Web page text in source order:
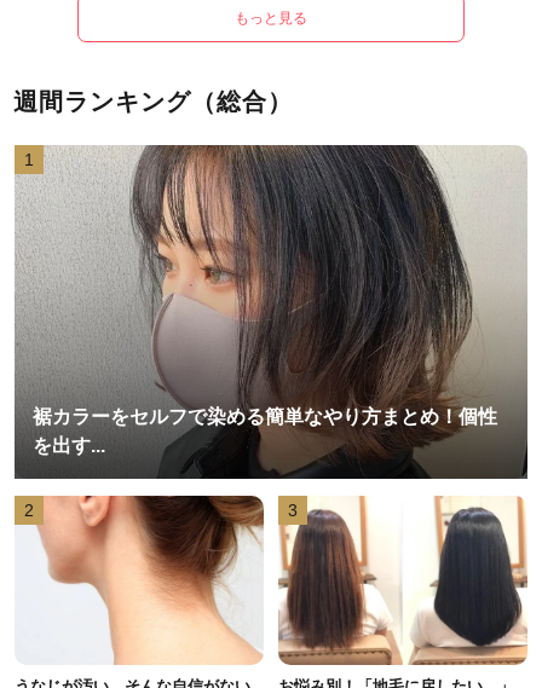
もっと見る
週間ランキング（総合）
1
裾カラーをセルフで染める簡単なやり方まとめ！個性
を出す...
2 3